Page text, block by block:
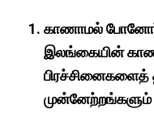
காணாமல்
இலங்கையின்